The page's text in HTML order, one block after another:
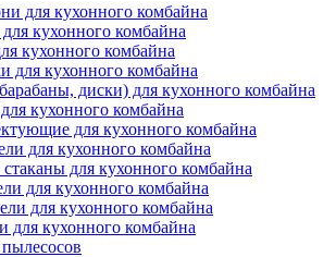
для кухонного комбайна
кухонного комбайна
кухонного комбайна
для кухонного комбайна
диски) для кухонного комбайна
кухонного комбайна
для кухонного комбайна
для кухонного комбайна
для кухонного комбайна
для кухонного комбайна
для кухонного комбайна
кухонного комбайна